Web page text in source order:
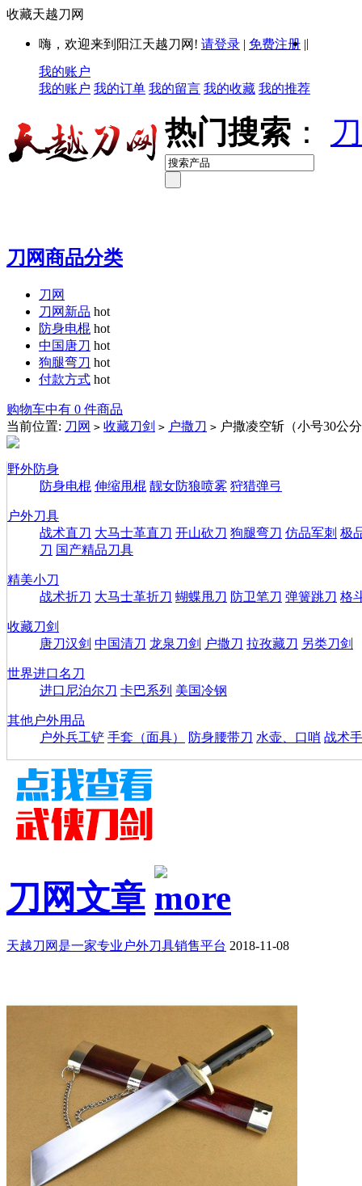
收藏天越刀网
嗨，欢迎来到阳江天越刀网! 请登录 | 免费注册 ||
我的账户
我的账户 我的订单 我的留言 我的收藏 我的推荐
热门搜索 ：
刀网商品分类
刀网
刀网新品 hot
防身电棍 hot
中国唐刀 hot
狗腿弯刀 hot
付款方式 hot
购物车中有 0 件商品
当前位置: 刀网 > 收藏刀剑 > 户撒刀 > 户撒凌空斩（小号30公
野外防身
防身电棍 伸缩甩棍 靓女防狼喷雾 狩猎弹弓
户外刀具
战术直刀 大马士革直刀 开山砍刀 狗腿弯刀 仿品军刺 极
刀 国产精品刀具
精美小刀
战术折刀 大马士革折刀 蝴蝶甩刀 防卫笔刀 弹簧跳刀 格
收藏刀剑
唐刀汉剑 中国清刀 龙泉刀剑 户撒刀 拉孜藏刀 另类刀剑
世界进口名刀
进口尼泊尔刀 卡巴系列 美国冷钢
其他户外用品
户外兵工铲 手套（面具） 防身腰带刀 水壶、口哨 战术
刀网文章
天越刀网是一家专业户外刀具销售平台 2018-11-08